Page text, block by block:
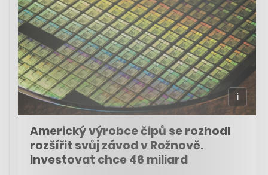
Americký výrobce čipů se rozhodl
rozšířit svůj závod v Rožnově.
Investovat chce 46 miliard